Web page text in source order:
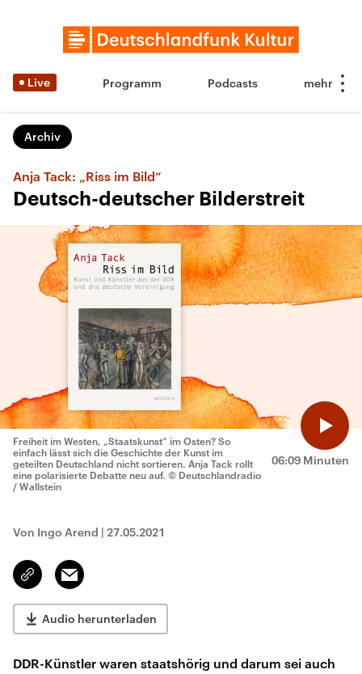
Live Programm Podcasts
Archiv
Anja Tack: „Riss im Bild“
Deutsch-deutscher Bilderstreit
06:09 Minuten
Freiheit im Westen, „Staatskunst“ im Osten? So
einfach lässt sich die Geschichte der Kunst im
geteilten Deutschland nicht sortieren. Anja Tack rollt
eine polarisierte Debatte neu auf. © Deutschlandradio
/ Wallstein
Von Ingo Arend | 27.05.2021
Link
kopieren/teilen
Email
Audio herunterladen
DDR-Künstler waren staatshörig und darum sei auch